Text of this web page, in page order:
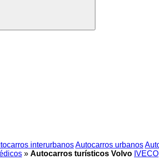
interurbanosAutocarros urbanos
» Autocarros turísticos Volvo IVECO